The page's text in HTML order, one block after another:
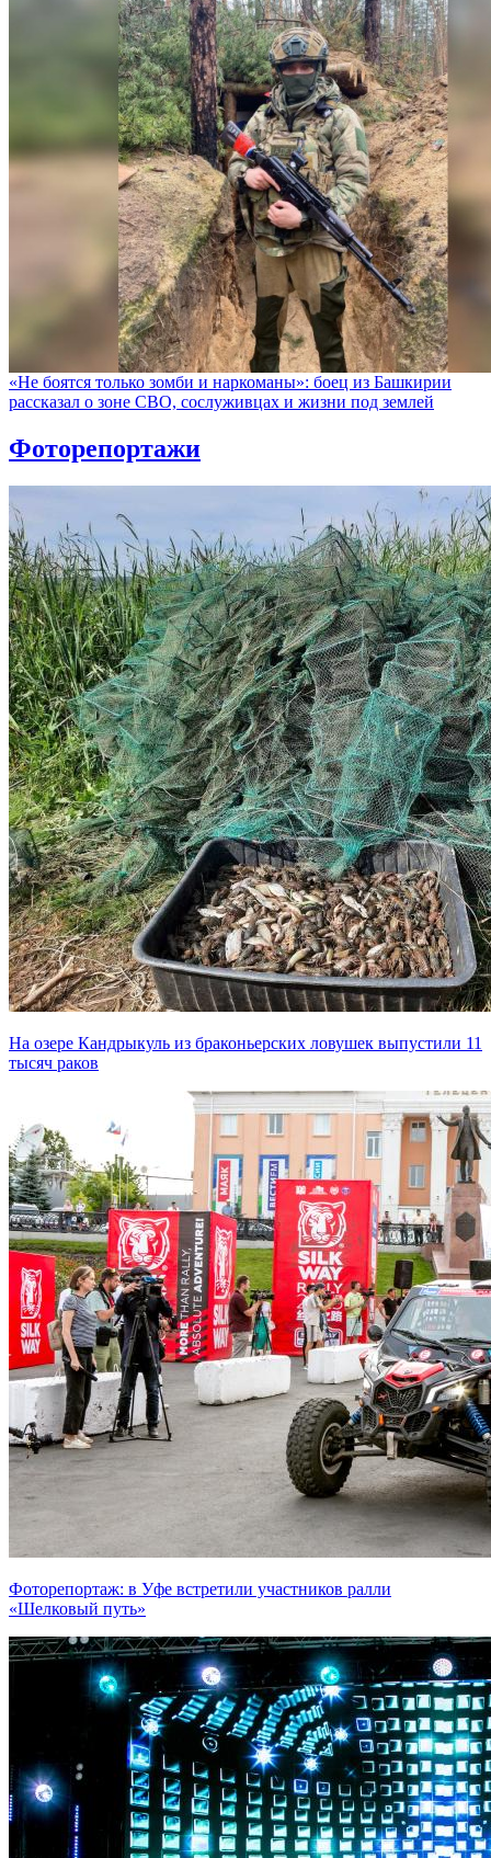
«Не боятся только зомби и наркоманы»: боец из Башкирии
рассказал о зоне СВО, сослуживцах и жизни под землей
Фоторепортажи
На озере Кандрыкуль из браконьерских ловушек выпустили 11
тысяч раков
Фоторепортаж: в Уфе встретили участников ралли
«Шелковый путь»